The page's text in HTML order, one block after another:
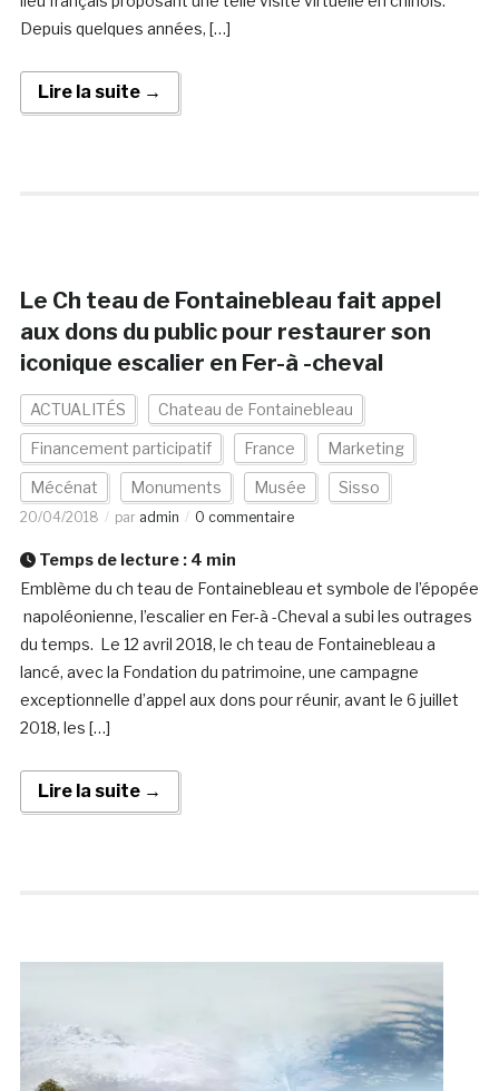
Depuis quelques années, […]
Lire la suite →
Le Ch teau de Fontainebleau fait appel
aux dons du public pour restaurer son
iconique escalier en Fer-à -cheval
ACTUALITÉS Chateau de Fontainebleau
Financement participatif France Marketing
Mécénat Monuments Musée Sisso
20/04/2018 par admin 0 commentaire
Temps de lecture : 4 min
Emblème du ch teau de Fontainebleau et symbole de l’épopée
napoléonienne, l’escalier en Fer-à -Cheval a subi les outrages
du temps. Le 12 avril 2018, le ch teau de Fontainebleau a
lancé, avec la Fondation du patrimoine, une campagne
exceptionnelle d’appel aux dons pour réunir, avant le 6 juillet
2018, les […]
Lire la suite →